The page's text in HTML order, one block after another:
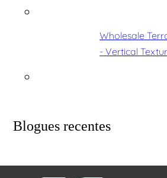
Wholesale
- Vertical
Blogues recentes